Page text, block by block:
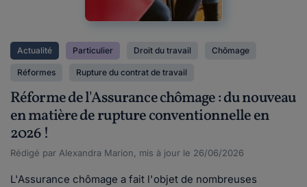
Actualité Particulier Droit du travail Chômage
Réformes Rupture du contrat de travail
Réforme de l'Assurance chômage : du nouveau
en matière de rupture conventionnelle en
2026 !
Rédigé par Alexandra Marion, mis à jour le 26/06/2026
L'Assurance chômage a fait l'objet de nombreuses